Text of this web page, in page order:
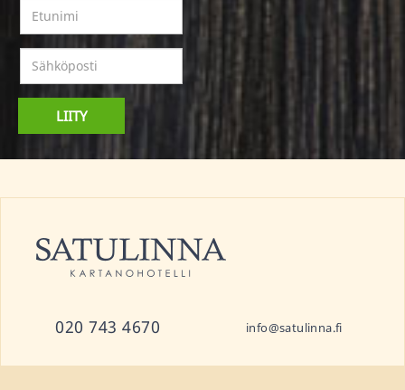
LIITY
020 743 4670 info@satulinna.fi